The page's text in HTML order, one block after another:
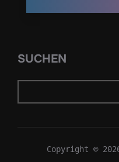
SUCHEN
Copyright ©